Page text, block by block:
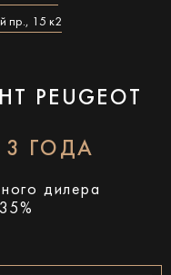
пр., 15 к2
PEUGEOT
3 ГОДА
дилера